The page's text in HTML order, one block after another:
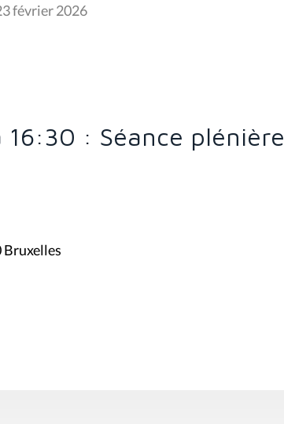
février 2026
: Séance plénière
Bruxelles